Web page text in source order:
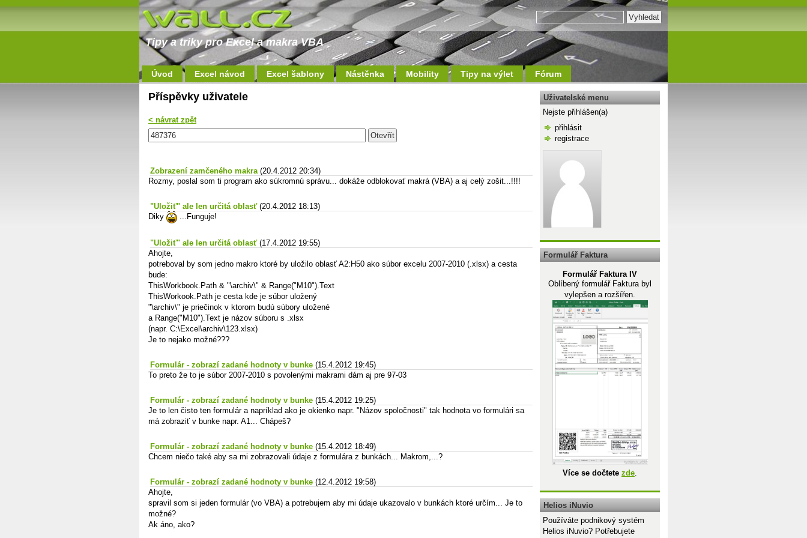
Tipy a triky pro Excel a makra VBA
Úvod Excel návod Excel šablony Nástěnka Mobility Tipy na výlet Fórum
Příspěvky uživatele
< návrat zpět
Zobrazení zamčeného makra (20.4.2012 20:34)
Rozmy, poslal som ti program ako súkromnú správu... dokáže odblokovať makrá (VBA) a aj celý zošit...!!!!
"Uložiť" ale len určitá oblasť (20.4.2012 18:13)
Diky
...Funguje!
"Uložiť" ale len určitá oblasť (17.4.2012 19:55)
Ahojte,
potreboval by som jedno makro ktoré by uložilo oblasť A2:H50 ako súbor excelu 2007-2010 (.xlsx) a cesta
bude:
ThisWorkbook.Path & "\archiv\" & Range("M10").Text
ThisWorkook.Path je cesta kde je súbor uložený
"\archiv\" je priečinok v ktorom budú súbory uložené
a Range("M10").Text je názov súboru s .xlsx
(napr. C:\Excel\archiv\123.xlsx)
Je to nejako možné???
Formulár - zobrazí zadané hodnoty v bunke (15.4.2012 19:45)
To preto že to je súbor 2007-2010 s povolenými makrami dám aj pre 97-03
Formulár - zobrazí zadané hodnoty v bunke (15.4.2012 19:25)
Je to len čisto ten formulár a napríklad ako je okienko napr. "Názov spoločnosti" tak hodnota vo formulári sa
má zobraziť v bunke napr. A1... Chápeš?
Formulár - zobrazí zadané hodnoty v bunke (15.4.2012 18:49)
Chcem niečo také aby sa mi zobrazovali údaje z formulára z bunkách... Makrom,...?
Formulár - zobrazí zadané hodnoty v bunke (12.4.2012 19:58)
Ahojte,
spravil som si jeden formulár (vo VBA) a potrebujem aby mi údaje ukazovalo v bunkách ktoré určím... Je to
možné?
Ak áno, ako?
Uživatelské menu
Nejste přihlášen(a)
přihlásit
registrace
Formulář Faktura
Formulář Faktura IV
Oblíbený formulář Faktura byl
vylepšen a rozšířen.
Více se dočtete zde.
Helios iNuvio
Používáte podnikový systém
Helios iNuvio? Potřebujete